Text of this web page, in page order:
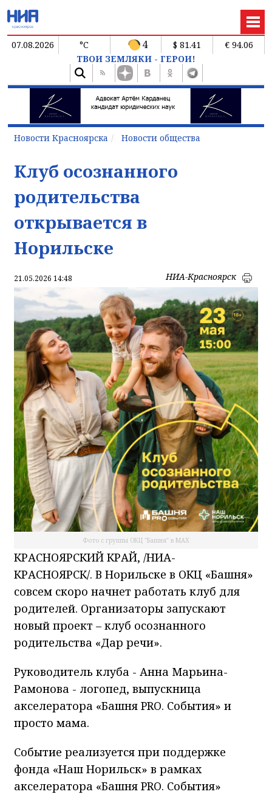
07.08.2026 °C 4 $ 81.41
€ 94.06
ТВОИ ЗЕМЛЯКИ - ГЕРОИ!
Новости Красноярска Новости общества
Клуб осознанного
родительства
открывается в
Норильске
21.05.2026 14:48 НИА-Красноярск
Фото с группы ОКЦ "Башня" в МАХ
КРАСНОЯРСКИЙ КРАЙ, /НИА-
КРАСНОЯРСК/. В Норильске в ОКЦ «Башня»
совсем скоро начнет работать клуб для
родителей. Организаторы запускают
новый проект – клуб осознанного
родительства «Дар речи».
Руководитель клуба - Анна Марьина-
Рамонова - логопед, выпускница
акселератора «Башня PRO. События» и
просто мама.
Событие реализуется при поддержке
фонда «Наш Норильск» в рамках
акселератора «Башня PRO. События»